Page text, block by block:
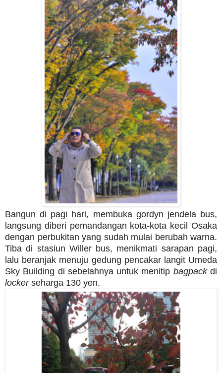
Bangun di pagi hari, membuka gordyn jendela bus,
langsung diberi pemandangan kota-kota kecil Osaka
dengan perbukitan yang sudah mulai berubah warna.
Tiba di stasiun Willer bus, menikmati sarapan pagi,
lalu beranjak menuju gedung pencakar langit Umeda
Sky Building di sebelahnya untuk menitip bagpackdi
locker seharga 130 yen.